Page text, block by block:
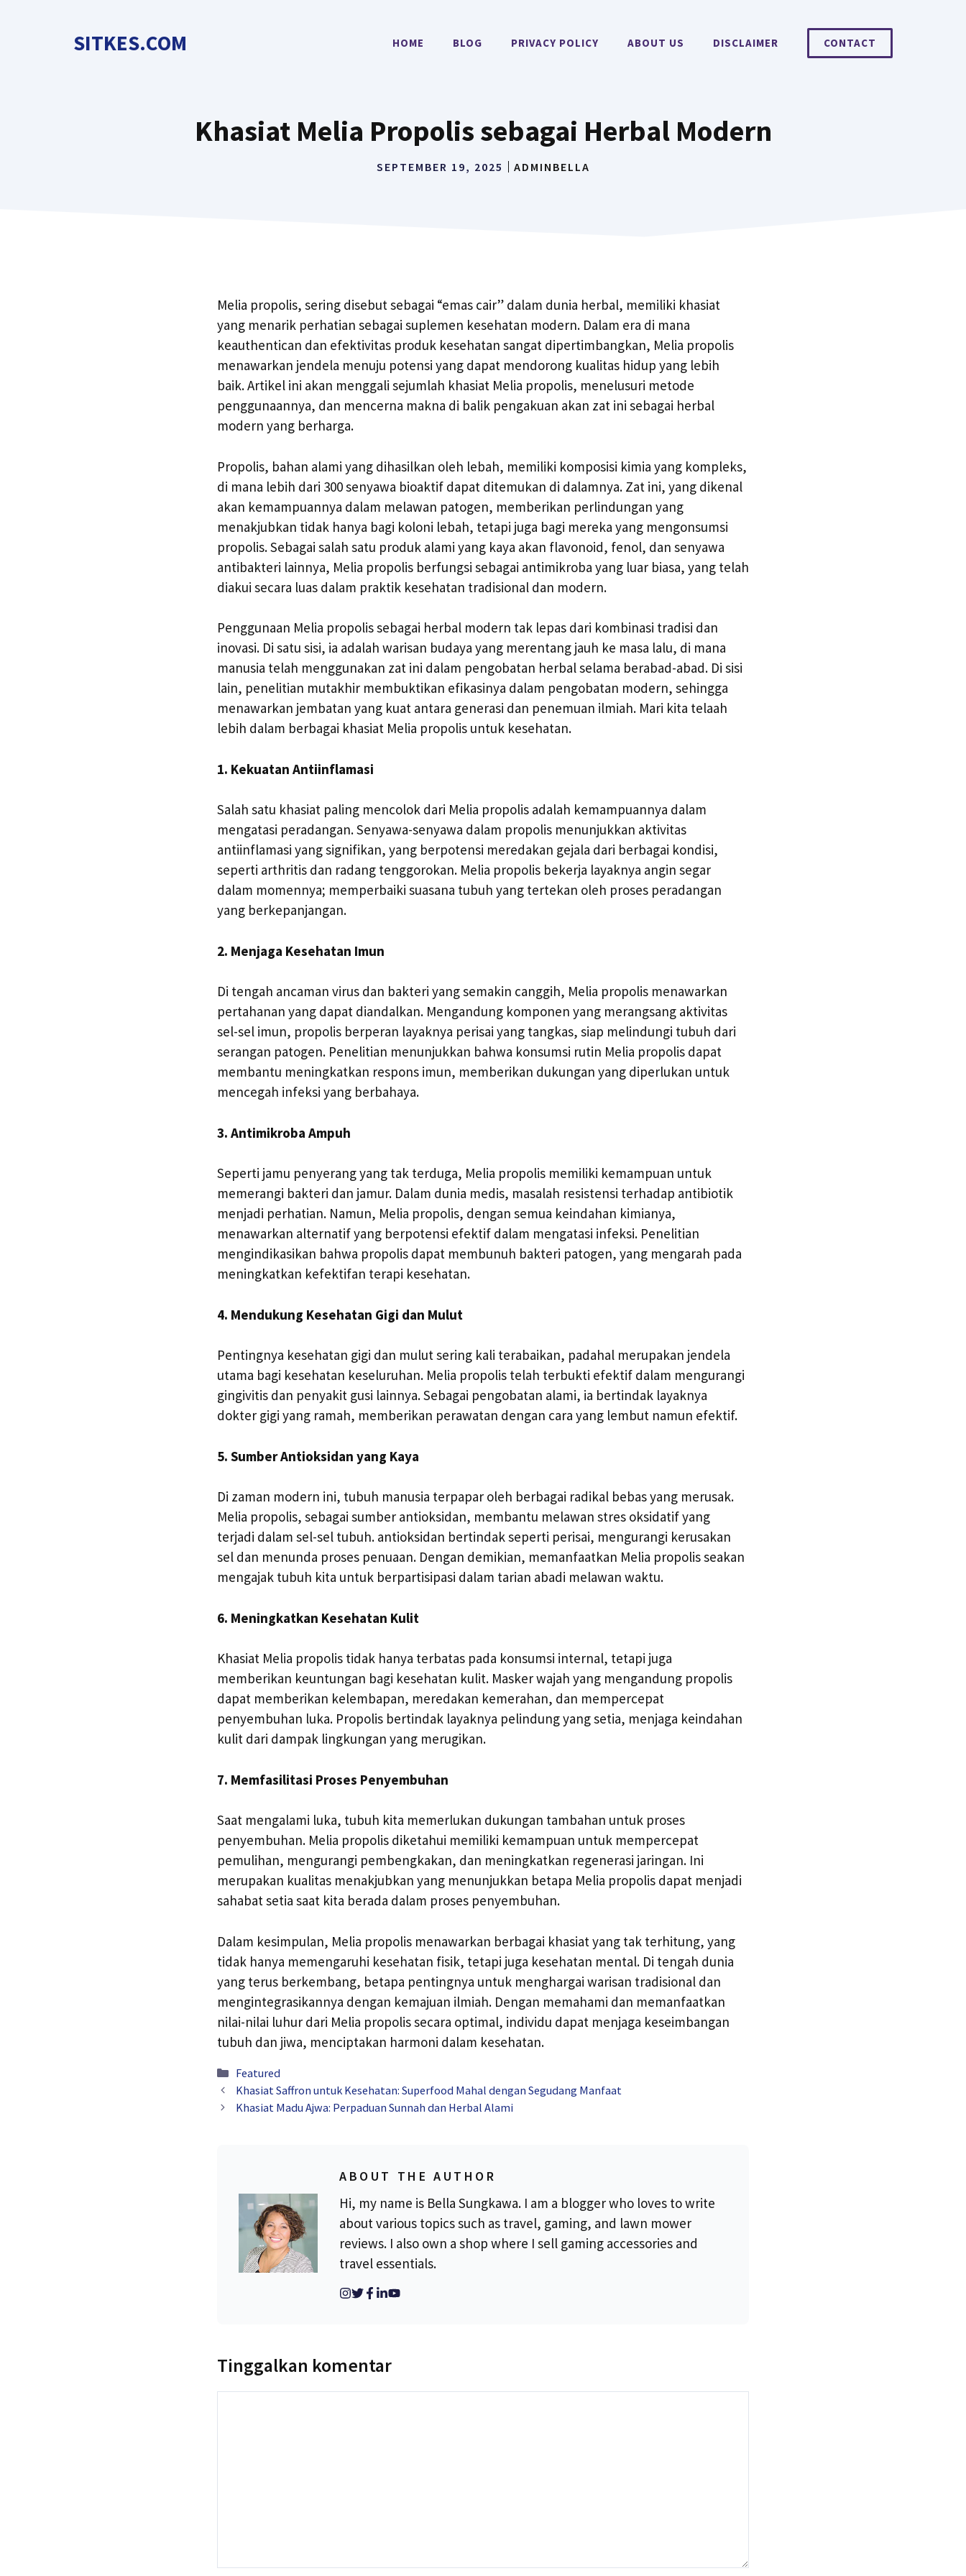
SITKES.COM HOME BLOG PRIVACY POLICY ABOUT US DISCLAIMER CONTACT
Khasiat Melia Propolis sebagai Herbal Modern
SEPTEMBER 19, 2025 ADMINBELLA
Melia propolis, sering disebut sebagai “emas cair” dalam dunia herbal, memiliki khasiat
yang menarik perhatian sebagai suplemen kesehatan modern. Dalam era di mana
keauthentican dan efektivitas produk kesehatan sangat dipertimbangkan, Melia propolis
menawarkan jendela menuju potensi yang dapat mendorong kualitas hidup yang lebih
baik. Artikel ini akan menggali sejumlah khasiat Melia propolis, menelusuri metode
penggunaannya, dan mencerna makna di balik pengakuan akan zat ini sebagai herbal
modern yang berharga.
Propolis, bahan alami yang dihasilkan oleh lebah, memiliki komposisi kimia yang kompleks,
di mana lebih dari 300 senyawa bioaktif dapat ditemukan di dalamnya. Zat ini, yang dikenal
akan kemampuannya dalam melawan patogen, memberikan perlindungan yang
menakjubkan tidak hanya bagi koloni lebah, tetapi juga bagi mereka yang mengonsumsi
propolis. Sebagai salah satu produk alami yang kaya akan flavonoid, fenol, dan senyawa
antibakteri lainnya, Melia propolis berfungsi sebagai antimikroba yang luar biasa, yang telah
diakui secara luas dalam praktik kesehatan tradisional dan modern.
Penggunaan Melia propolis sebagai herbal modern tak lepas dari kombinasi tradisi dan
inovasi. Di satu sisi, ia adalah warisan budaya yang merentang jauh ke masa lalu, di mana
manusia telah menggunakan zat ini dalam pengobatan herbal selama berabad-abad. Di sisi
lain, penelitian mutakhir membuktikan efikasinya dalam pengobatan modern, sehingga
menawarkan jembatan yang kuat antara generasi dan penemuan ilmiah. Mari kita telaah
lebih dalam berbagai khasiat Melia propolis untuk kesehatan.
1. Kekuatan Antiinflamasi
Salah satu khasiat paling mencolok dari Melia propolis adalah kemampuannya dalam
mengatasi peradangan. Senyawa-senyawa dalam propolis menunjukkan aktivitas
antiinflamasi yang signifikan, yang berpotensi meredakan gejala dari berbagai kondisi,
seperti arthritis dan radang tenggorokan. Melia propolis bekerja layaknya angin segar
dalam momennya; memperbaiki suasana tubuh yang tertekan oleh proses peradangan
yang berkepanjangan.
2. Menjaga Kesehatan Imun
Di tengah ancaman virus dan bakteri yang semakin canggih, Melia propolis menawarkan
pertahanan yang dapat diandalkan. Mengandung komponen yang merangsang aktivitas
sel-sel imun, propolis berperan layaknya perisai yang tangkas, siap melindungi tubuh dari
serangan patogen. Penelitian menunjukkan bahwa konsumsi rutin Melia propolis dapat
membantu meningkatkan respons imun, memberikan dukungan yang diperlukan untuk
mencegah infeksi yang berbahaya.
3. Antimikroba Ampuh
Seperti jamu penyerang yang tak terduga, Melia propolis memiliki kemampuan untuk
memerangi bakteri dan jamur. Dalam dunia medis, masalah resistensi terhadap antibiotik
menjadi perhatian. Namun, Melia propolis, dengan semua keindahan kimianya,
menawarkan alternatif yang berpotensi efektif dalam mengatasi infeksi. Penelitian
mengindikasikan bahwa propolis dapat membunuh bakteri patogen, yang mengarah pada
meningkatkan kefektifan terapi kesehatan.
4. Mendukung Kesehatan Gigi dan Mulut
Pentingnya kesehatan gigi dan mulut sering kali terabaikan, padahal merupakan jendela
utama bagi kesehatan keseluruhan. Melia propolis telah terbukti efektif dalam mengurangi
gingivitis dan penyakit gusi lainnya. Sebagai pengobatan alami, ia bertindak layaknya
dokter gigi yang ramah, memberikan perawatan dengan cara yang lembut namun efektif.
5. Sumber Antioksidan yang Kaya
Di zaman modern ini, tubuh manusia terpapar oleh berbagai radikal bebas yang merusak.
Melia propolis, sebagai sumber antioksidan, membantu melawan stres oksidatif yang
terjadi dalam sel-sel tubuh. antioksidan bertindak seperti perisai, mengurangi kerusakan
sel dan menunda proses penuaan. Dengan demikian, memanfaatkan Melia propolis seakan
mengajak tubuh kita untuk berpartisipasi dalam tarian abadi melawan waktu.
6. Meningkatkan Kesehatan Kulit
Khasiat Melia propolis tidak hanya terbatas pada konsumsi internal, tetapi juga
memberikan keuntungan bagi kesehatan kulit. Masker wajah yang mengandung propolis
dapat memberikan kelembapan, meredakan kemerahan, dan mempercepat
penyembuhan luka. Propolis bertindak layaknya pelindung yang setia, menjaga keindahan
kulit dari dampak lingkungan yang merugikan.
7. Memfasilitasi Proses Penyembuhan
Saat mengalami luka, tubuh kita memerlukan dukungan tambahan untuk proses
penyembuhan. Melia propolis diketahui memiliki kemampuan untuk mempercepat
pemulihan, mengurangi pembengkakan, dan meningkatkan regenerasi jaringan. Ini
merupakan kualitas menakjubkan yang menunjukkan betapa Melia propolis dapat menjadi
sahabat setia saat kita berada dalam proses penyembuhan.
Dalam kesimpulan, Melia propolis menawarkan berbagai khasiat yang tak terhitung, yang
tidak hanya memengaruhi kesehatan fisik, tetapi juga kesehatan mental. Di tengah dunia
yang terus berkembang, betapa pentingnya untuk menghargai warisan tradisional dan
mengintegrasikannya dengan kemajuan ilmiah. Dengan memahami dan memanfaatkan
nilai-nilai luhur dari Melia propolis secara optimal, individu dapat menjaga keseimbangan
tubuh dan jiwa, menciptakan harmoni dalam kesehatan.
Kategori
Featured
Khasiat Saffron untuk Kesehatan: Superfood Mahal dengan Segudang Manfaat
Khasiat Madu Ajwa: Perpaduan Sunnah dan Herbal Alami
ABOUT THE AUTHOR
Hi, my name is Bella Sungkawa. I am a blogger who loves to write
about various topics such as travel, gaming, and lawn mower
reviews. I also own a shop where I sell gaming accessories and
travel essentials.
Tinggalkan komentar